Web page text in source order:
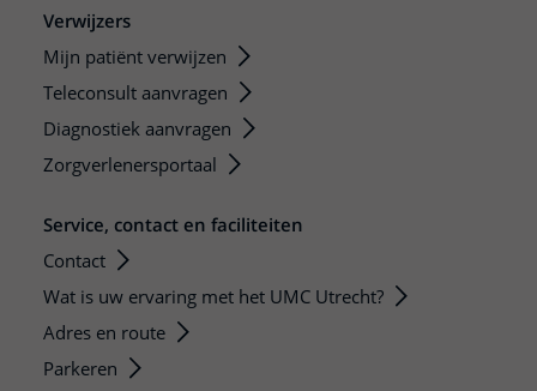
Verwijzers
Mijn patiënt verwijzen
Teleconsult aanvragen
Diagnostiek aanvragen
Zorgverlenersportaal
Service, contact en faciliteiten
Contact
Wat is uw ervaring met het UMC Utrecht?
Adres en route
Parkeren